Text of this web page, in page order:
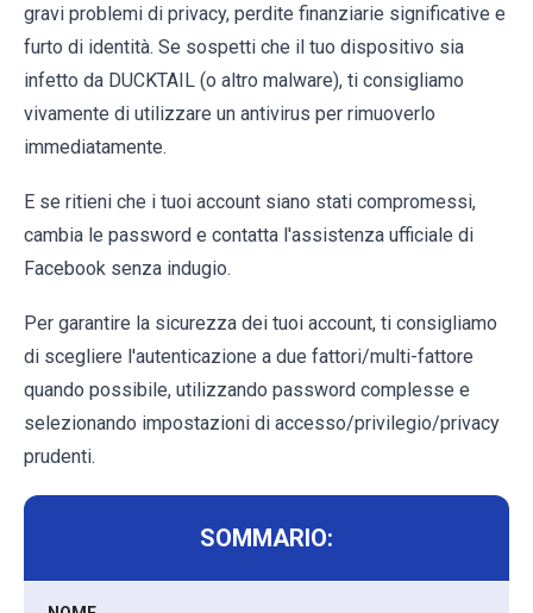
gravi problemi di privacy, perdite finanziarie significative e
furto di identità. Se sospetti che il tuo dispositivo sia
infetto da DUCKTAIL (o altro malware), ti consigliamo
vivamente di utilizzare un antivirus per rimuoverlo
immediatamente.
E se ritieni che i tuoi account siano stati compromessi,
cambia le password e contatta l'assistenza ufficiale di
Facebook senza indugio.
Per garantire la sicurezza dei tuoi account, ti consigliamo
di scegliere l'autenticazione a due fattori/multi-fattore
quando possibile, utilizzando password complesse e
selezionando impostazioni di accesso/privilegio/privacy
prudenti.
SOMMARIO: